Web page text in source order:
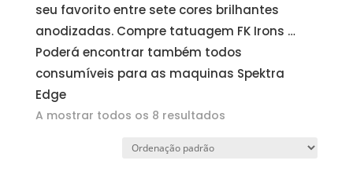
seu favorito entre sete cores brilhantes
anodizadas. Compre tatuagem FK Irons …
Poderá encontrar também todos
consumíveis para as maquinas Spektra
Edge
A mostrar todos os 8 resultados